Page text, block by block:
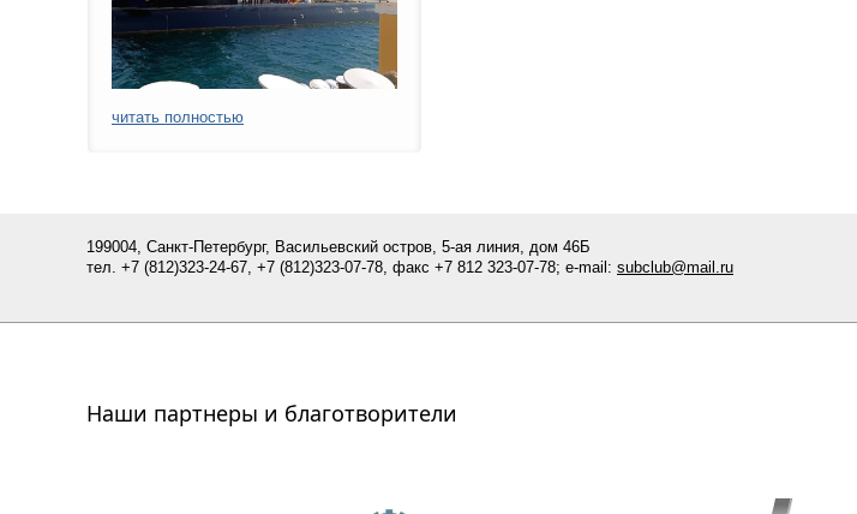
читать полностью
199004, Санкт-Петербург, Васильевский остров, 5-ая линия, дом 46Б
тел. +7 (812)323-24-67, +7 (812)323-07-78, факс +7 812 323-07-78; e-mail: subclub@mail.ru
Наши партнеры и благотворители